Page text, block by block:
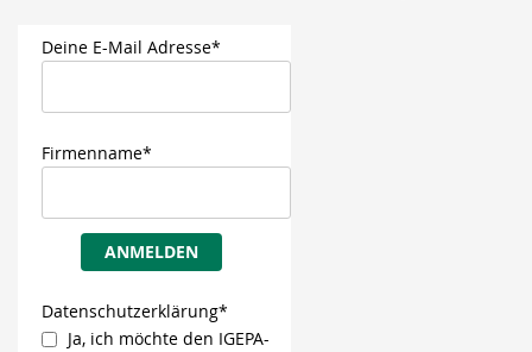
Deine E-Mail Adresse*
Firmenname*
ANMELDEN
Datenschutzerklärung*
Ja, ich möchte den IGEPA-